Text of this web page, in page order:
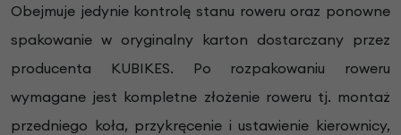
Obejmuje jedynie kontrolę stanu roweru oraz ponowne
spakowanie w oryginalny karton dostarczany przez
producenta KUBIKES. Po rozpakowaniu roweru
wymagane jest kompletne złożenie roweru tj. montaż
przedniego koła, przykręcenie i ustawienie kierownicy,